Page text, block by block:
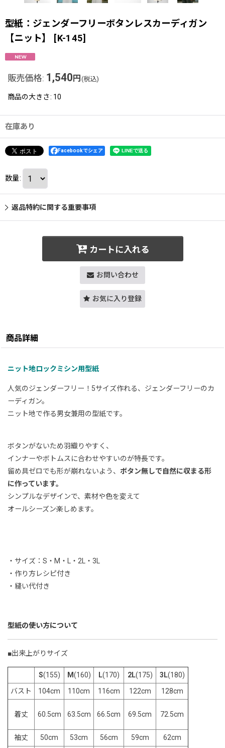
型紙：ジェンダーフリーボタンレスカーディガン
【ニット】
[K-145]
販売価格: 1,540 円 (税込)
商品の大きさ: 10
在庫あり
Facebookでシェア
数量:
返品特約に関する重要事項
カートに入れる
お問い合わせ
お気に入り登録
商品詳細
ニット地ロックミシン用型紙
人気のジェンダーフリー！5サイズ作れる、ジェンダーフリーのカ
ーディガン。
ニット地で作る男女兼用の型紙です。
ボタンがないため羽織りやすく、
インナーやボトムスに合わせやすいのが特長です。
留め具ゼロでも形が崩れないよう、 ボタン無しで自然に収まる形
に作っています。
シンプルなデザインで、素材や色を変えて
オールシーズン楽しめます。
・サイズ：S・M・L・2L・3L
・作り方レシピ付き
・縫い代付き
型紙の使い方について
■出来上がりサイズ
S(155) M(160) L(170) 2L(175) 3L(180)
バスト
104cm 110cm 116cm 122cm 128cm
着丈 60.5cm 63.5cm 66.5cm 69.5cm 72.5cm
袖丈 50cm 53cm 56cm 59cm 62cm